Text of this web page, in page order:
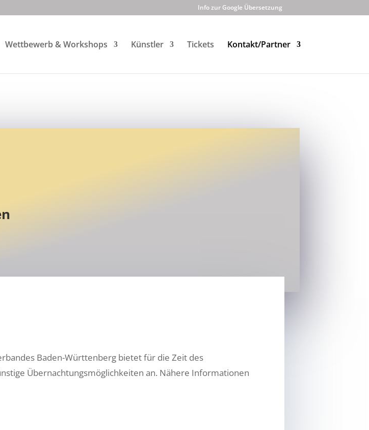
Info zur Google Übersetzung
Wett­bewerb & Work­shops Künstler Tickets Kontakt/Partner
Baden-Württenberg bietet für die Zeit des
Übernachtungsmöglichkeiten an. Nähere Informationen